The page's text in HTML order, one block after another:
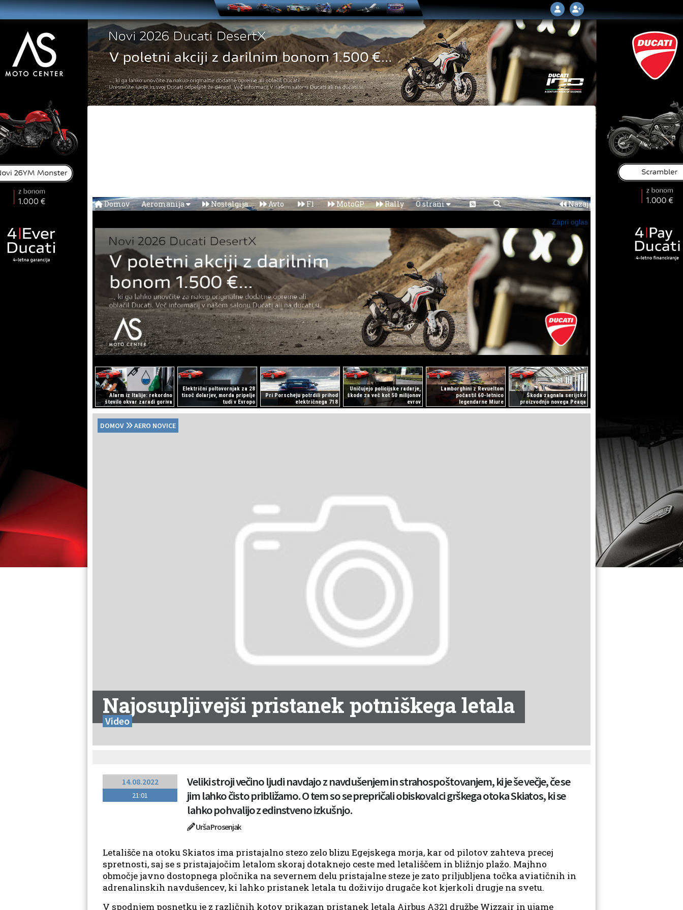
Domov Aeromanija Nostalgija Avto F1 MotoGP Rally O strani Nazaj
Zapri oglas
Alarm iz Italije: rekordno
število okvar zaradi goriva
Električni poltovornjak za 28
tisoč dolarjev, morda pripelje
tudi v Evropo
Pri Porscheju potrdili prihod
električnega 718
Uničujejo policijske radarje,
škode za več kot 50 milijonov
evrov
Lamborghini z Revueltom
počastil 60-letnico
legendarne Miure
Škoda zagnala serijsko
proizvodnjo novega Peaqa
DOMOV AERO NOVICE
Najosupljivejši pristanek potniškega letala
Video
14.08.2022
21:01
Veliki stroji večino ljudi navdajo z navdušenjem in strahospoštovanjem, ki je še večje, če se
jim lahko čisto približamo. O tem so se prepričali obiskovalci grškega otoka Skiatos, ki se
lahko pohvalijo z edinstveno izkušnjo.
Urša Prosenjak
Letališče na otoku Skiatos ima pristajalno stezo zelo blizu Egejskega morja, kar od pilotov zahteva precej
spretnosti, saj se s pristajajočim letalom skoraj dotaknejo ceste med letališčem in bližnjo plažo. Majhno
območje javno dostopnega pločnika na severnem delu pristajalne steze je zato priljubljena točka aviatičnih in
adrenalinskih navdušencev, ki lahko pristanek letala tu doživijo drugače kot kjerkoli drugje na svetu.
V spodnjem posnetku je z različnih kotov prikazan pristanek letala Airbus A321 družbe Wizzair in ujame